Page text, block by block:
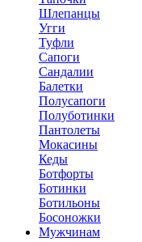
Шлепанцы
Угги
Туфли
Сапоги
Сандалии
Балетки
Полусапоги
Полуботинки
Пантолеты
Мокасины
Кеды
Ботфорты
Ботинки
Ботильоны
Босоножки
Мужчинам